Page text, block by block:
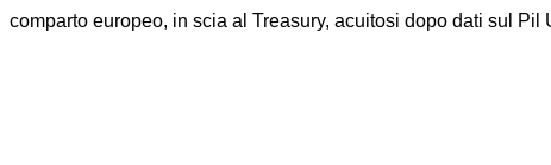
comparto europeo, in scia al Treasury, acuitosi dopo dati sul